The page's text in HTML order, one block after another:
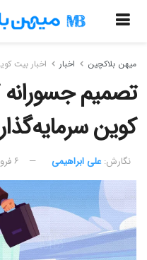
میهن بلاکچین اخبار اخبار بیت
تصمیم
کوین
نگارش:‌ علی ابراهیمی ۶ فروردین ۱۴۰۴ - ۲۰:۰۰